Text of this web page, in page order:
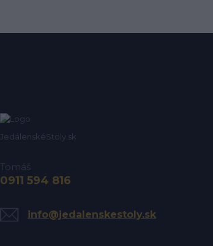
JedálenskéStoly.sk
Tomáš
0911 594 816
info@jedalenskestoly.sk